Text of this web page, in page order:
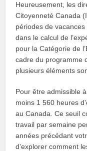
Heureusement, les
Citoyenneté Canada
périodes de
dans le calcul de
pour la Catégorie de
cadre du programme
plusieurs éléments
Pour être admissible
moins 1 560 heures
au Canada. Ce seuil
travail par semaine
années précédant
d’explorer comment